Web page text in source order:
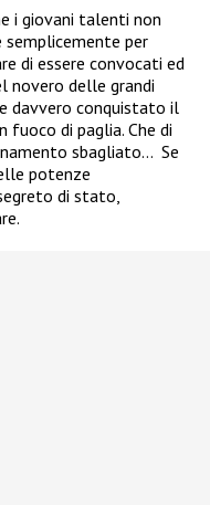
i giovani talenti non
semplicemente per
di essere convocati ed
novero delle grandi
davvero conquistato il
fuoco di paglia. Che di
sbagliato… Se
potenze
di stato,